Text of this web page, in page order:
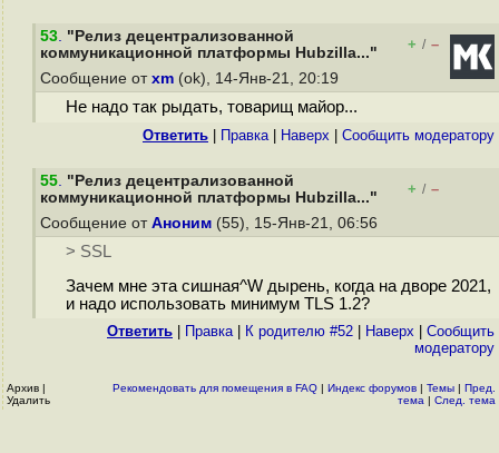
53. "Релиз децентрализованной
коммуникационной платформы Hubzilla..."
+ / –
Сообщение от xm (ok), 14-Янв-21, 20:19
Не надо так рыдать, товарищ майор...
Ответить Правка| Наверх Cообщить модератору
55. "Релиз децентрализованной
коммуникационной платформы Hubzilla..."
+ / –
Сообщение от Аноним (55), 15-Янв-21, 06:56
> SSL
Зачем мне эта сишная^W дырень, когда на дворе 2021,
и надо использовать минимум TLS 1.2?
Ответить Правка| К родителю #52 Наверх
Cообщить
модератору
Архив |
Удалить
Рекомендовать для помещения в FAQ | Индекс форумов | Темы | Пред.
тема | След. тема